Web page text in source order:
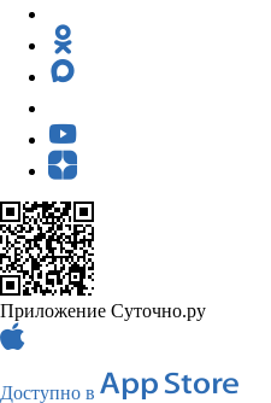
Приложение Суточно.ру
Доступно в